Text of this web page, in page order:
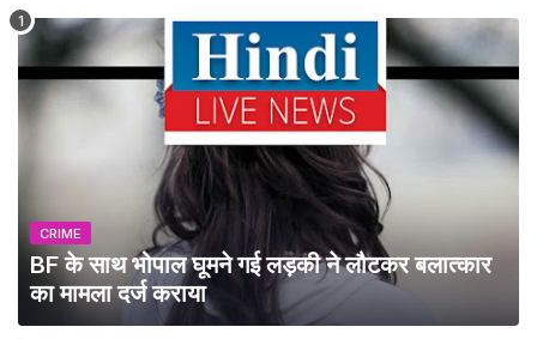
CRIME
BF के साथ भोपाल घूमने गई लड़की ने लौटकर बलात्कार
का मामला दर्ज कराया